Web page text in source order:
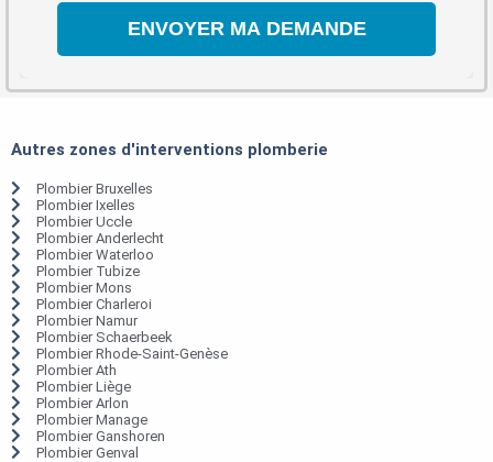
Autres zones d'interventions plomberie
Plombier Bruxelles
Plombier Ixelles
Plombier Uccle
Plombier Anderlecht
Plombier Waterloo
Plombier Tubize
Plombier Mons
Plombier Charleroi
Plombier Namur
Plombier Schaerbeek
Plombier Rhode-Saint-Genèse
Plombier Ath
Plombier Liège
Plombier Arlon
Plombier Manage
Plombier Ganshoren
Plombier Genval